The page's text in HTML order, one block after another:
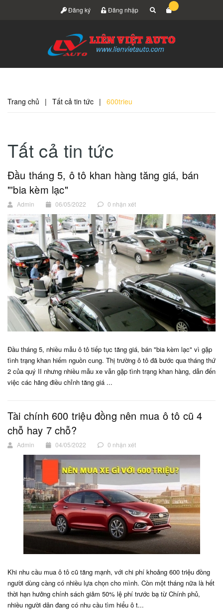
Đăng ký Đăng nhập
Trang chủ | Tất cả tin tức | 600trieu
Tất cả tin tức
Đầu tháng 5, ô tô khan hàng tăng giá, bán
"'bia kèm lạc"
Admin 06/05/2022 0 nhận xét
Đầu tháng 5, nhiều mẫu ô tô tiếp tục tăng giá, bán "bia kèm lạc" vì gặp
tình trạng khan hiếm nguồn cung. Thị trường ô tô đã bước qua tháng thứ
2 của quý II nhưng nhiều mẫu xe vẫn gặp tình trạng khan hàng, dẫn đến
việc các hãng điều chỉnh tăng giá ...
Tài chính 600 triệu đồng nên mua ô tô cũ 4
chỗ hay 7 chỗ?
Admin 04/05/2022 0 nhận xét
Khi nhu cầu mua ô tô cũ tăng mạnh, với chi phí khoảng 600 triệu đồng
người dùng càng có nhiều lựa chọn cho mình. Còn một tháng nữa là hết
thời hạn hưởng chính sách giảm 50% lệ phí trước bạ từ Chính phủ,
nhiều người dân đang có nhu cầu tìm hiểu ô t...